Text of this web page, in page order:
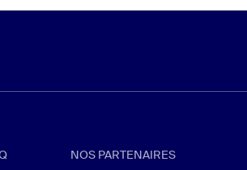
NOS PARTENAIRES